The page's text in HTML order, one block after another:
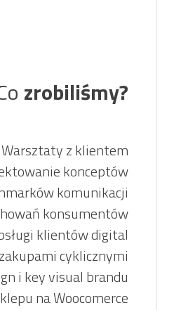
zrobiliśmy?
Warsztaty z klientem
konceptów
komunikacji
konsumentów
klientów digital
cyklicznymi
i key visual brandu
na Woocomerce